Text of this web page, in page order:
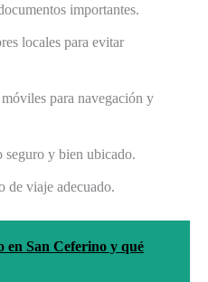
importantes.
locales para evitar
para navegación y
seguro y bien ubicado.
de viaje adecuado.
en San Ceferino y qué